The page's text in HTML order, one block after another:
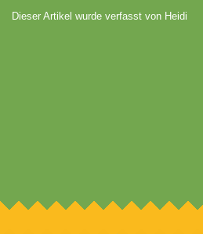
Dieser Artikel wurde verfasst von Heidi